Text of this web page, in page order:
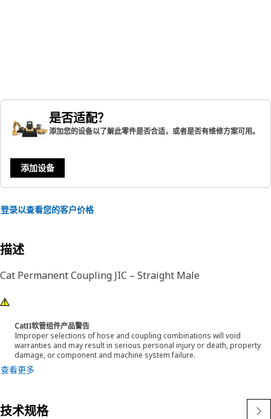
是否适配？
添加您的设备以了解此零件是否合适，或者是否有维修方案可用。
添加设备
登录以查看您的客户价格
描述
Cat Permanent Coupling JIC – Straight Male
CatΠ软管组件产品警告
Improper selections of hose and coupling combinations will void
warranties and may result in serious personal injury or death, property
damage, or component and machine system failure.
查看更多
技术规格